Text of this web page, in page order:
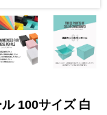
100サイズ 白